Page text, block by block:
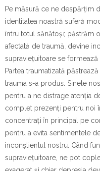
Pe măsură ce ne despărțim
identitatea noastră suferă
întru totul sănătoși; păstrăm
afectată de traumă, devine
supraviețuitoare se formează
Partea traumatizată
trauma s-a produs. Sinele
pentru a ne distrage atenția
complet prezenți pentru noi
concentrați în principal pe
pentru a evita sentimentele
inconștientul nostru. Când
supraviețuitoare, ne pot